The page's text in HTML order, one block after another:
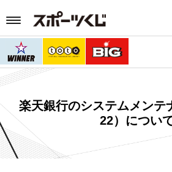
楽天銀行のシステムメンテ
22）につい